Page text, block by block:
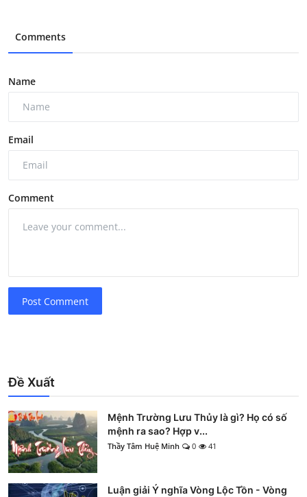
Comments
Name
Email
Comment
Post Comment
Đề Xuất
Mệnh Trường Lưu Thủy là gì? Họ có số
mệnh ra sao? Hợp v...
Thầy Tâm Huệ Minh 0 41
Luận giải Ý nghĩa Vòng Lộc Tồn - Vòng